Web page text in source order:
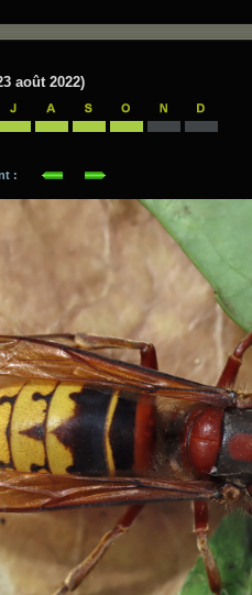
août 2022)
: